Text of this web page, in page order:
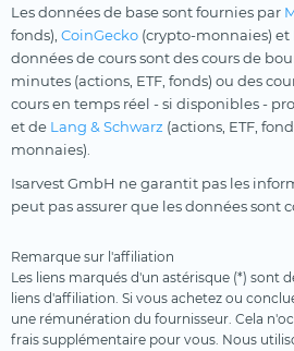
Les données de base sont fournies par
fonds), CoinGecko (crypto-monnaies) et
données de cours sont des cours de
minutes (actions, ETF, fonds) ou des
cours en temps réel - si disponibles -
et de Lang & Schwarz (actions, ETF,
monnaies).
Isarvest GmbH ne garantit pas les
peut pas assurer que les données sont
Remarque sur l'affiliation
Les liens marqués d'un astérisque (*) sont
liens d'affiliation. Si vous achetez ou
une rémunération du fournisseur. Cela
frais supplémentaire pour vous. Nous